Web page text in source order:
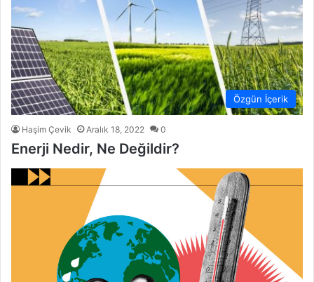
Özgün İçerik
Haşim Çevik Aralık 18, 2022 0
Enerji Nedir, Ne Değildir?